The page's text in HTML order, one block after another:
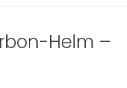
Helm –